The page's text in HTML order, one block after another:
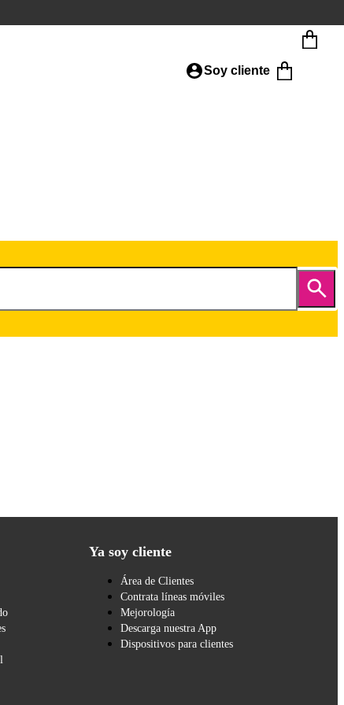
Soy cliente
Ya soy cliente
Área de Clientes
Contrata líneas móviles
Mejorología
Descarga nuestra App
Dispositivos para clientes